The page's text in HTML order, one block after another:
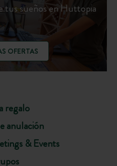
regalo
anulación
& Events
tus sueños en Huttopia
OFERTAS